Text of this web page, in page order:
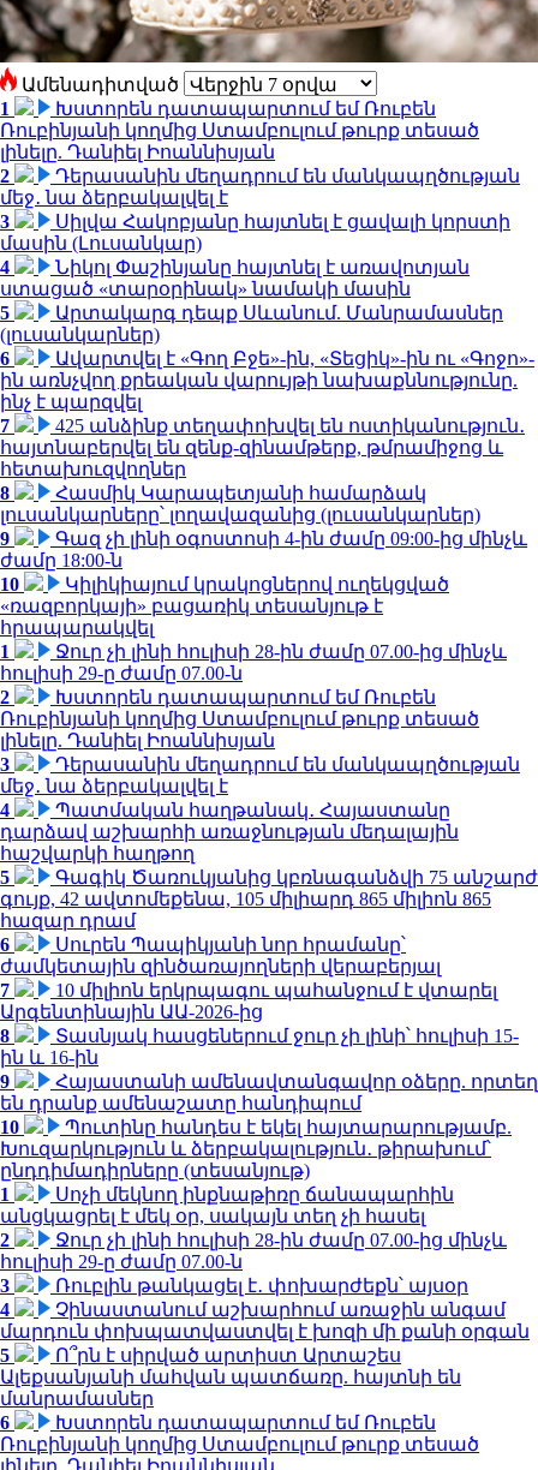
Ամենադիտված
1
Խստորեն դատապարտում եմ Ռուբեն
Ռուբինյանի կողմից Ստամբուլում թուրք տեսած
լինելը. Դանիել Իոաննիսյան
2
Դերասանին մեղադրում են մանկապղծության
մեջ․ նա ձերբակալվել է
3
Սիլվա Հակոբյանը հայտնել է ցավալի կորստի
մասին (Լուսանկար)
4
Նիկոլ Փաշինյանը հայտնել է առավոտյան
ստացած «տարօրինակ» նամակի մասին
5
Արտակարգ դեպք Սևանում. Մանրամասներ
(լուսանկարներ)
6
Ավարտվել է «Գող Բջե»-ին, «Տեցիկ»-ին ու «Գոջո»-
ին առնչվող քրեական վարույթի նախաքննությունը.
ինչ է պարզվել
7
425 անձինք տեղափոխվել են ոստիկանություն․
հայտնաբերվել են զենք-զինամթերք, թմրամիջոց և
հետախուզվողներ
8
Հասմիկ Կարապետյանի համարձակ
լուսանկարները՝ լողավազանից (լուսանկարներ)
9
Գազ չի լինի օգոստոսի 4-ին ժամը 09:00-ից մինչև
ժամը 18:00-ն
10
Կիլիկիայում կրակոցներով ուղեկցված
«ռազբորկայի» բացառիկ տեսանյութ է
հրապարակվել
1
Ջուր չի լինի հուլիսի 28-ին ժամը 07.00-ից մինչև
հուլիսի 29-ը ժամը 07.00-ն
2
Խստորեն դատապարտում եմ Ռուբեն
Ռուբինյանի կողմից Ստամբուլում թուրք տեսած
լինելը. Դանիել Իոաննիսյան
3
Դերասանին մեղադրում են մանկապղծության
մեջ․ նա ձերբակալվել է
4
Պատմական հաղթանակ․ Հայաստանը
դարձավ աշխարհի առաջնության մեդալային
հաշվարկի հաղթող
5
Գագիկ Ծառուկյանից կբռնագանձվի 75 անշարժ
գույք, 42 ավտոմեքենա, 105 միլիարդ 865 միլիոն 865
հազար դրամ
6
Սուրեն Պապիկյանի նոր հրամանը՝
ժամկետային զինծառայողների վերաբերյալ
7
10 միլիոն երկրպագու պահանջում է վտարել
Արգենտինային ԱԱ-2026-ից
8
Տասնյակ հասցեներում ջուր չի լինի՝ հուլիսի 15-
ին և 16-ին
9
Հայաստանի ամենավտանգավոր օձերը. որտեղ
են դրանք ամենաշատը հանդիպում
10
Պուտինը հանդես է եկել հայտարարությամբ.
Խուզարկություն և ձերբակալություն․ թիրախում՝
ընդդիմադիրները (տեսանյութ)
1
Սոչի մեկնող ինքնաթիռը ճանապարհին
անցկացրել է մեկ օր, սակայն տեղ չի հասել
2
Ջուր չի լինի հուլիսի 28-ին ժամը 07.00-ից մինչև
հուլիսի 29-ը ժամը 07.00-ն
3
Ռուբլին թանկացել է․ փոխարժեքն՝ այսօր
4
Չինաստանում աշխարհում առաջին անգամ
մարդուն փոխպատվաստվել է խոզի մի քանի օրգան
5
Ո՞րն է սիրված արտիստ Արտաշես
Ալեքսանյանի մահվան պատճառը. հայտնի են
մանրամասներ
6
Խստորեն դատապարտում եմ Ռուբեն
Ռուբինյանի կողմից Ստամբուլում թուրք տեսած
լինելը. Դանիել Իոաննիսյան